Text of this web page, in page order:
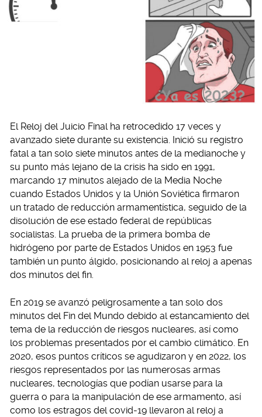
El Reloj del Juicio Final ha retrocedido 17 veces y
avanzado siete durante su existencia. Inició su registro
fatal a tan solo siete minutos antes de la medianoche y
su punto más lejano de la crisis ha sido en 1991,
marcando 17 minutos alejado de la Media Noche
cuando Estados Unidos y la Unión Soviética firmaron
un tratado de reducción armamentística, seguido de la
disolución de ese estado federal de repúblicas
socialistas. La prueba de la primera bomba de
hidrógeno por parte de Estados Unidos en 1953 fue
también un punto álgido, posicionando al reloj a apenas
dos minutos del fin.
En 2019 se avanzó peligrosamente a tan solo dos
minutos del Fin del Mundo debido al estancamiento del
tema de la reducción de riesgos nucleares, así como
los problemas presentados por el cambio climático. En
2020, esos puntos críticos se agudizaron y en 2022, los
riesgos representados por las numerosas armas
nucleares, tecnologías que podían usarse para la
guerra o para la manipulación de ese armamento, así
como los estragos del covid-19 llevaron al reloj a